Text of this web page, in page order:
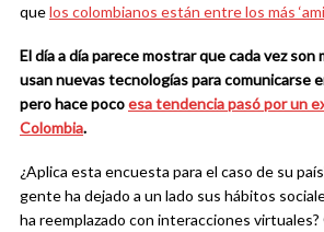
quelos colombianos están entre los más
El día adíaparece mostrar que cada vez son
usan nuevas tecnologías para comunicarse
pero hace pocoesa tendencia pasó por un
Colombia.
¿Aplica esta encuesta para el caso de su
gente ha dejado a un lado sus hábitos
ha reemplazado con interacciones virtuales?